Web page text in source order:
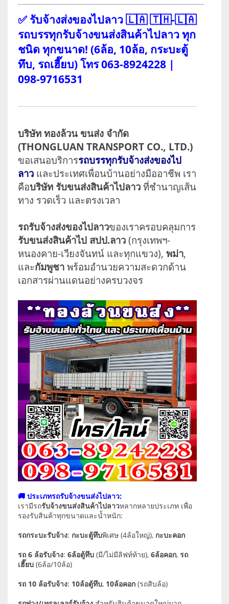
✅ รับจ้างส่งของไปลาว 🇱🇦 🇹🇭-🇱🇦
รถบรรทุกรับจ้างขนส่งสินค้าไปลาว ทุก
ชนิด ทุกขนาด! (6ล้อ, 10ล้อ, กระบะตู้
ทึบ, รถเฮี๊ยบ) โทร 063-8924228 |
098-9716531
บริษัท ทองล้วน ขนส่ง จำกัด
(THONGLUAN TRANSPORT CO., LTD.)
ขอเสนอบริการรถบรรทุกรับจ้างส่งของไป
ลาว และประเทศเพื่อนบ้านอย่างมืออาชีพ เรา
คือบริษัท รับขนส่งสินค้าไปลาว ที่ชำนาญเส้น
ทาง รวดเร็ว และตรงเวลา
รถรับจ้างส่งของไปลาวของเราครอบคลุมการ
รับขนส่งสินค้าไป สปป.ลาว (กรุงเทพฯ-
หนองคาย-เวียงจันทน์ และทุกแขวง), พม่า,
และกัมพูชา พร้อมอำนวยความสะดวกด้าน
เอกสารผ่านแดนอย่างครบวงจร
🚚 ประเภทรถรับจ้างขนส่งไปลาว:
เรามีรถรับจ้างขนส่งสินค้าไปลาวหลากหลายประเภท เพื่อ
รองรับสินค้าทุกขนาดและน้ำหนัก:
รถกระบะรับจ้าง: กะบะตู้ทึบพิเศษ (4ล้อใหญ่), กะบะคอก
รถ 6 ล้อรับจ้าง: 6ล้อตู้ทึบ (มี/ไม่มีลิฟท์ท้าย), 6ล้อคอก, รถ
เฮี๊ยบ (6ล้อ/10ล้อ)
รถ 10 ล้อรับจ้าง: 10ล้อตู้ทึบ, 10ล้อคอก (รถสิบล้อ)